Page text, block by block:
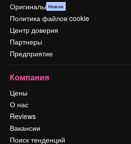
Оригиналы Новое
Политика файлов cookie
Центр доверия
Партнеры
Предприятие
Компания
Цены
О нас
Reviews
Вакансии
Поиск тенденций